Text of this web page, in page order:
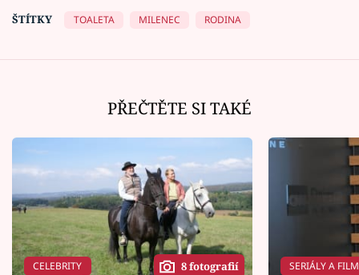
ŠTÍTKY
TOALETA MILENEC RODINA
PŘEČTĚTE SI TAKÉ
CELEBRITY 8 fotografií SERIÁLY A